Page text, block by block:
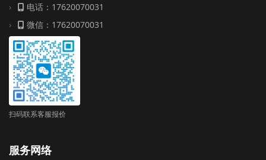
电话：17620070031
微信：17620070031
扫码联系客服报价
服务网络